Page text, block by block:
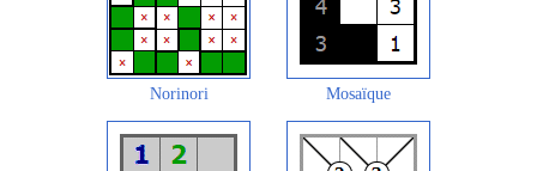
Norinori Mosaïque